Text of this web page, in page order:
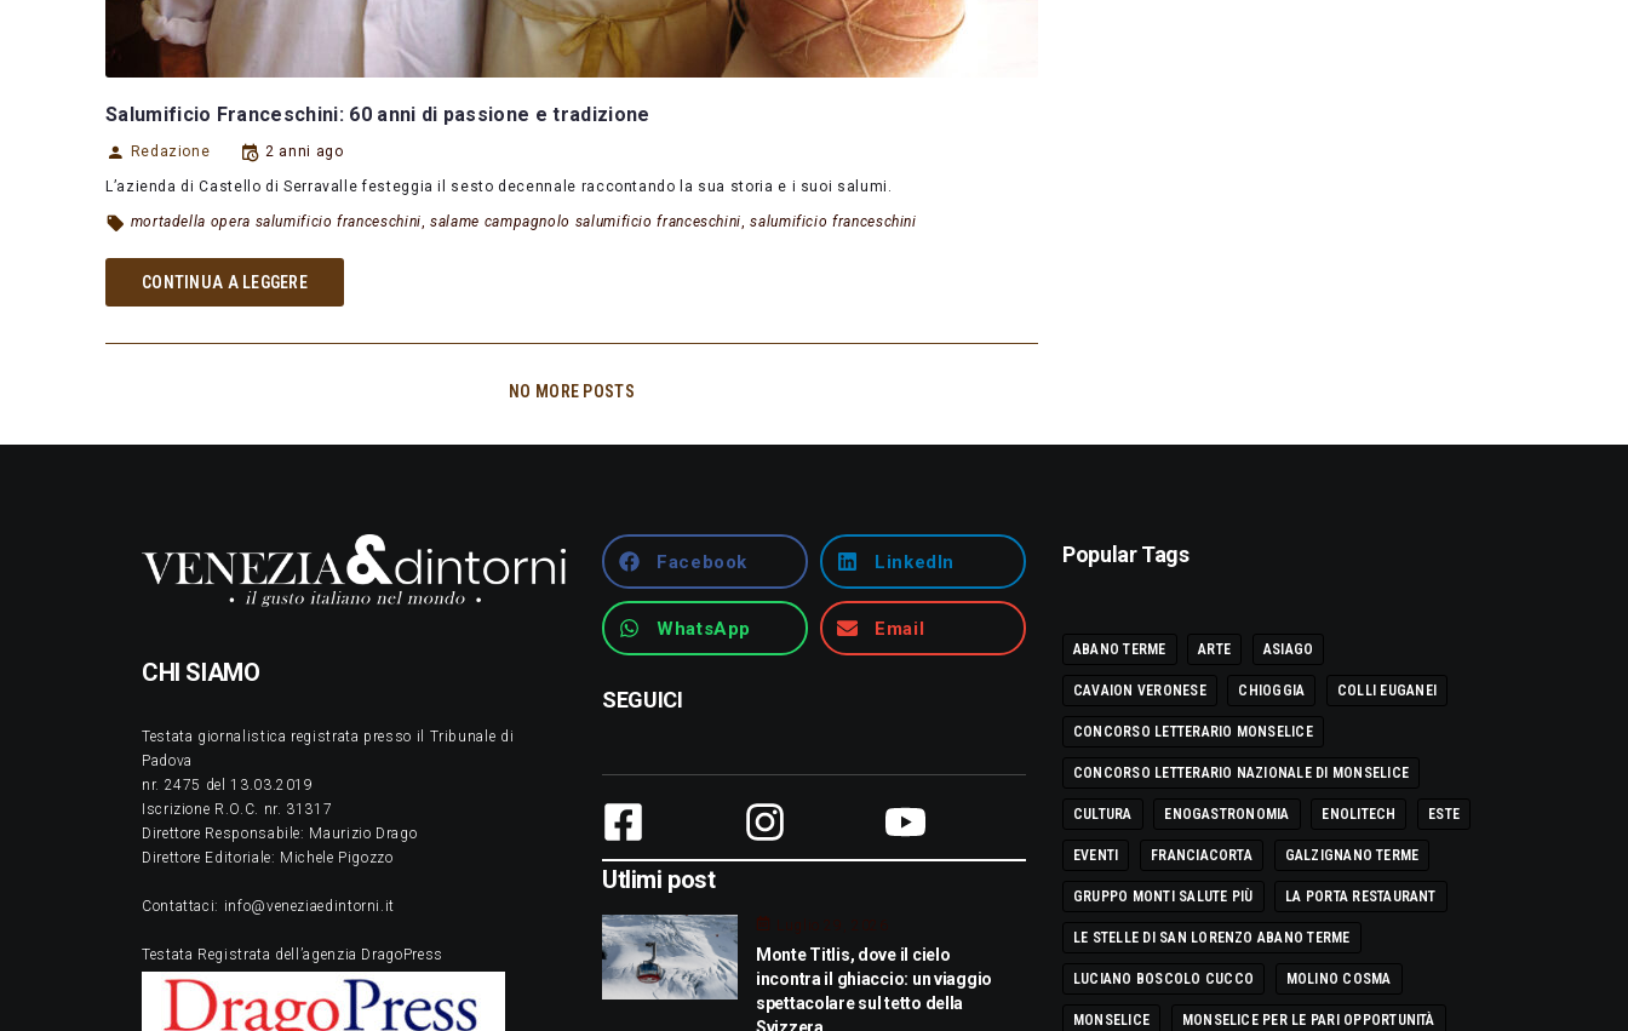
Salumificio Franceschini: 60 anni di passione e tradizione
Redazione 2 anni ago
L’azienda di Castello di Serravalle festeggia il sesto decennale raccontando la sua storia e i suoi salumi.
mortadella opera salumificio franceschini,salame campagnolo salumificio franceschini,salumificio franceschini
CONTINUA A LEGGERE
NO MORE POSTS
CHI SIAMO
Testata giornalistica registrata presso il Tribunale di
Padova
nr. 2475 del 13.03.2019
Iscrizione R.O.C. nr. 31317
Direttore Responsabile: Maurizio Drago
Direttore Editoriale: Michele Pigozzo
Contattaci: info@veneziaedintorni.it
Testata Registrata dell’agenzia DragoPress
Facebook LinkedIn
WhatsApp Email
SEGUICI
Utlimi post
Luglio 29, 2026
Monte Titlis, dove il cielo
incontra il ghiaccio: un viaggio
spettacolare sul tetto della
Popular Tags
ABANO TERME ARTE ASIAGO
CAVAION VERONESE CHIOGGIA COLLI EUGANEI
CONCORSO LETTERARIO MONSELICE
CONCORSO LETTERARIO NAZIONALE DI MONSELICE
CULTURA ENOGASTRONOMIA ENOLITECH ESTE
EVENTI FRANCIACORTA GALZIGNANO TERME
GRUPPO MONTI SALUTE PIÙ LA PORTA RESTAURANT
LE STELLE DI SAN LORENZO ABANO TERME
LUCIANO BOSCOLO CUCCO MOLINO COSMA
MONSELICE MONSELICE PER LE PARI OPPORTUNITÀ